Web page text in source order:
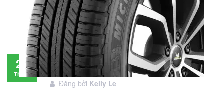
28
Tháng
Đánh giá lốp Michelin Primacy SUV: Đáng
đầu tư không?
Đăng bởi Kelly Le